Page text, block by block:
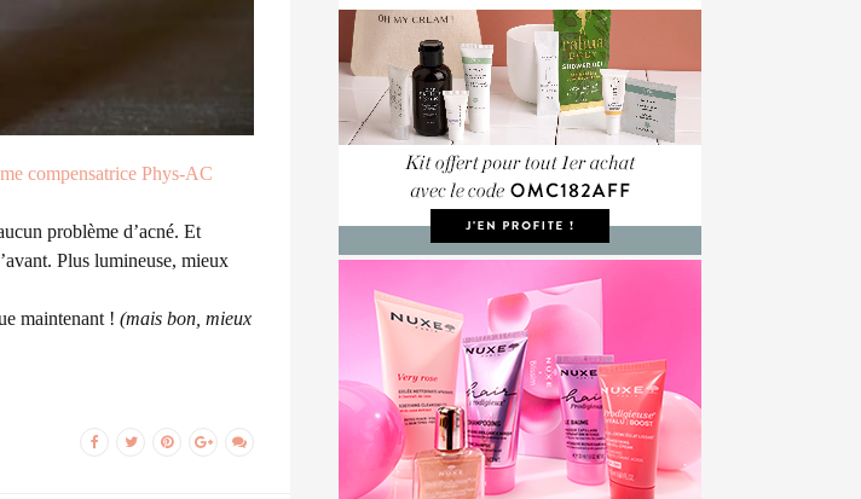
compensatrice Phys-AC
problème d’acné. Et
Plus lumineuse, mieux
maintenant ! (mais bon, mieux